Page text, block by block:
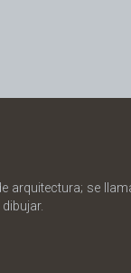
arquitectura; se